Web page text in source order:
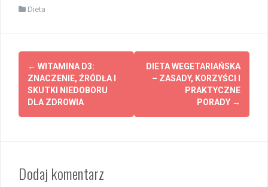
Dieta
Post
navigation
← WITAMINA D3:
ZNACZENIE, ŹRÓDŁA I
SKUTKI NIEDOBORU
DLA ZDROWIA
DIETA WEGETARIAŃSKA
– ZASADY, KORZYŚCI I
PRAKTYCZNE
PORADY →
Dodaj komentarz